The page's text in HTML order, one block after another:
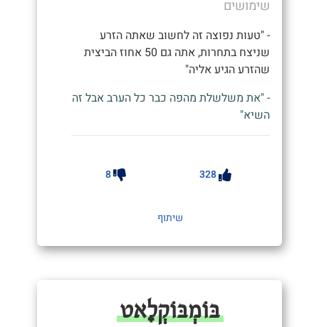
שימושים
- "טעות נפוצה זה לחשוב שאתה הזרע
שניצח בתחרות, אתה גם 50 אחוז הביצית
שהזרע הגיע אליה"
- "את משלשלת מהפה כבר כל הערב אבל זה
השיא"
328
8
שיתוף
בּוֹמְבּוֹקְלָאט